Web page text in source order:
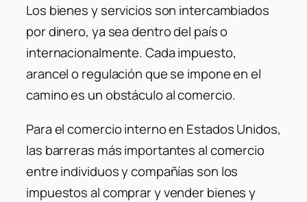
Los bienes y servicios son intercambiados
por dinero, ya sea dentro del país o
internacionalmente. Cada impuesto,
arancel o regulación que se impone en el
camino es un obstáculo al comercio.
Para el comercio interno en Estados Unidos,
las barreras más importantes al comercio
entre individuos y compañías son los
impuestos al comprar y vender bienes y